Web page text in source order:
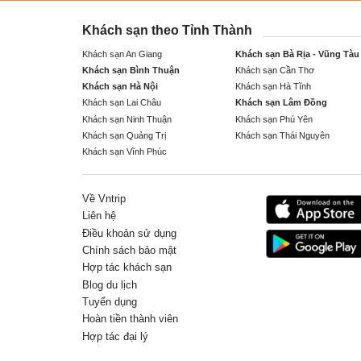
Khách sạn theo Tỉnh Thành
Khách sạn An Giang
Khách sạn Bà Rịa - Vũng Tàu
Khách sạn Bình Thuận
Khách sạn Cần Thơ
Khách sạn Hà Nội
Khách sạn Hà Tĩnh
Khách sạn Lai Châu
Khách sạn Lâm Đồng
Khách sạn Ninh Thuận
Khách sạn Phú Yên
Khách sạn Quảng Trị
Khách sạn Thái Nguyên
Khách sạn Vĩnh Phúc
Về Vntrip
Liên hệ
Điều khoản sử dụng
Chính sách bảo mật
Hợp tác khách sạn
Blog du lịch
Tuyển dụng
Hoàn tiền thành viên
Hợp tác đại lý